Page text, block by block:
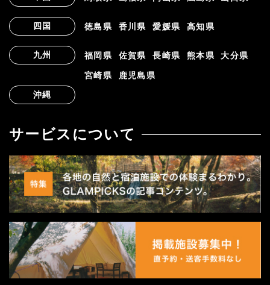
四国 徳島県 香川県 愛媛県 高知県
九州 福岡県 佐賀県 長崎県 熊本県 大分県
宮崎県
鹿児島県
沖縄
サービスについて